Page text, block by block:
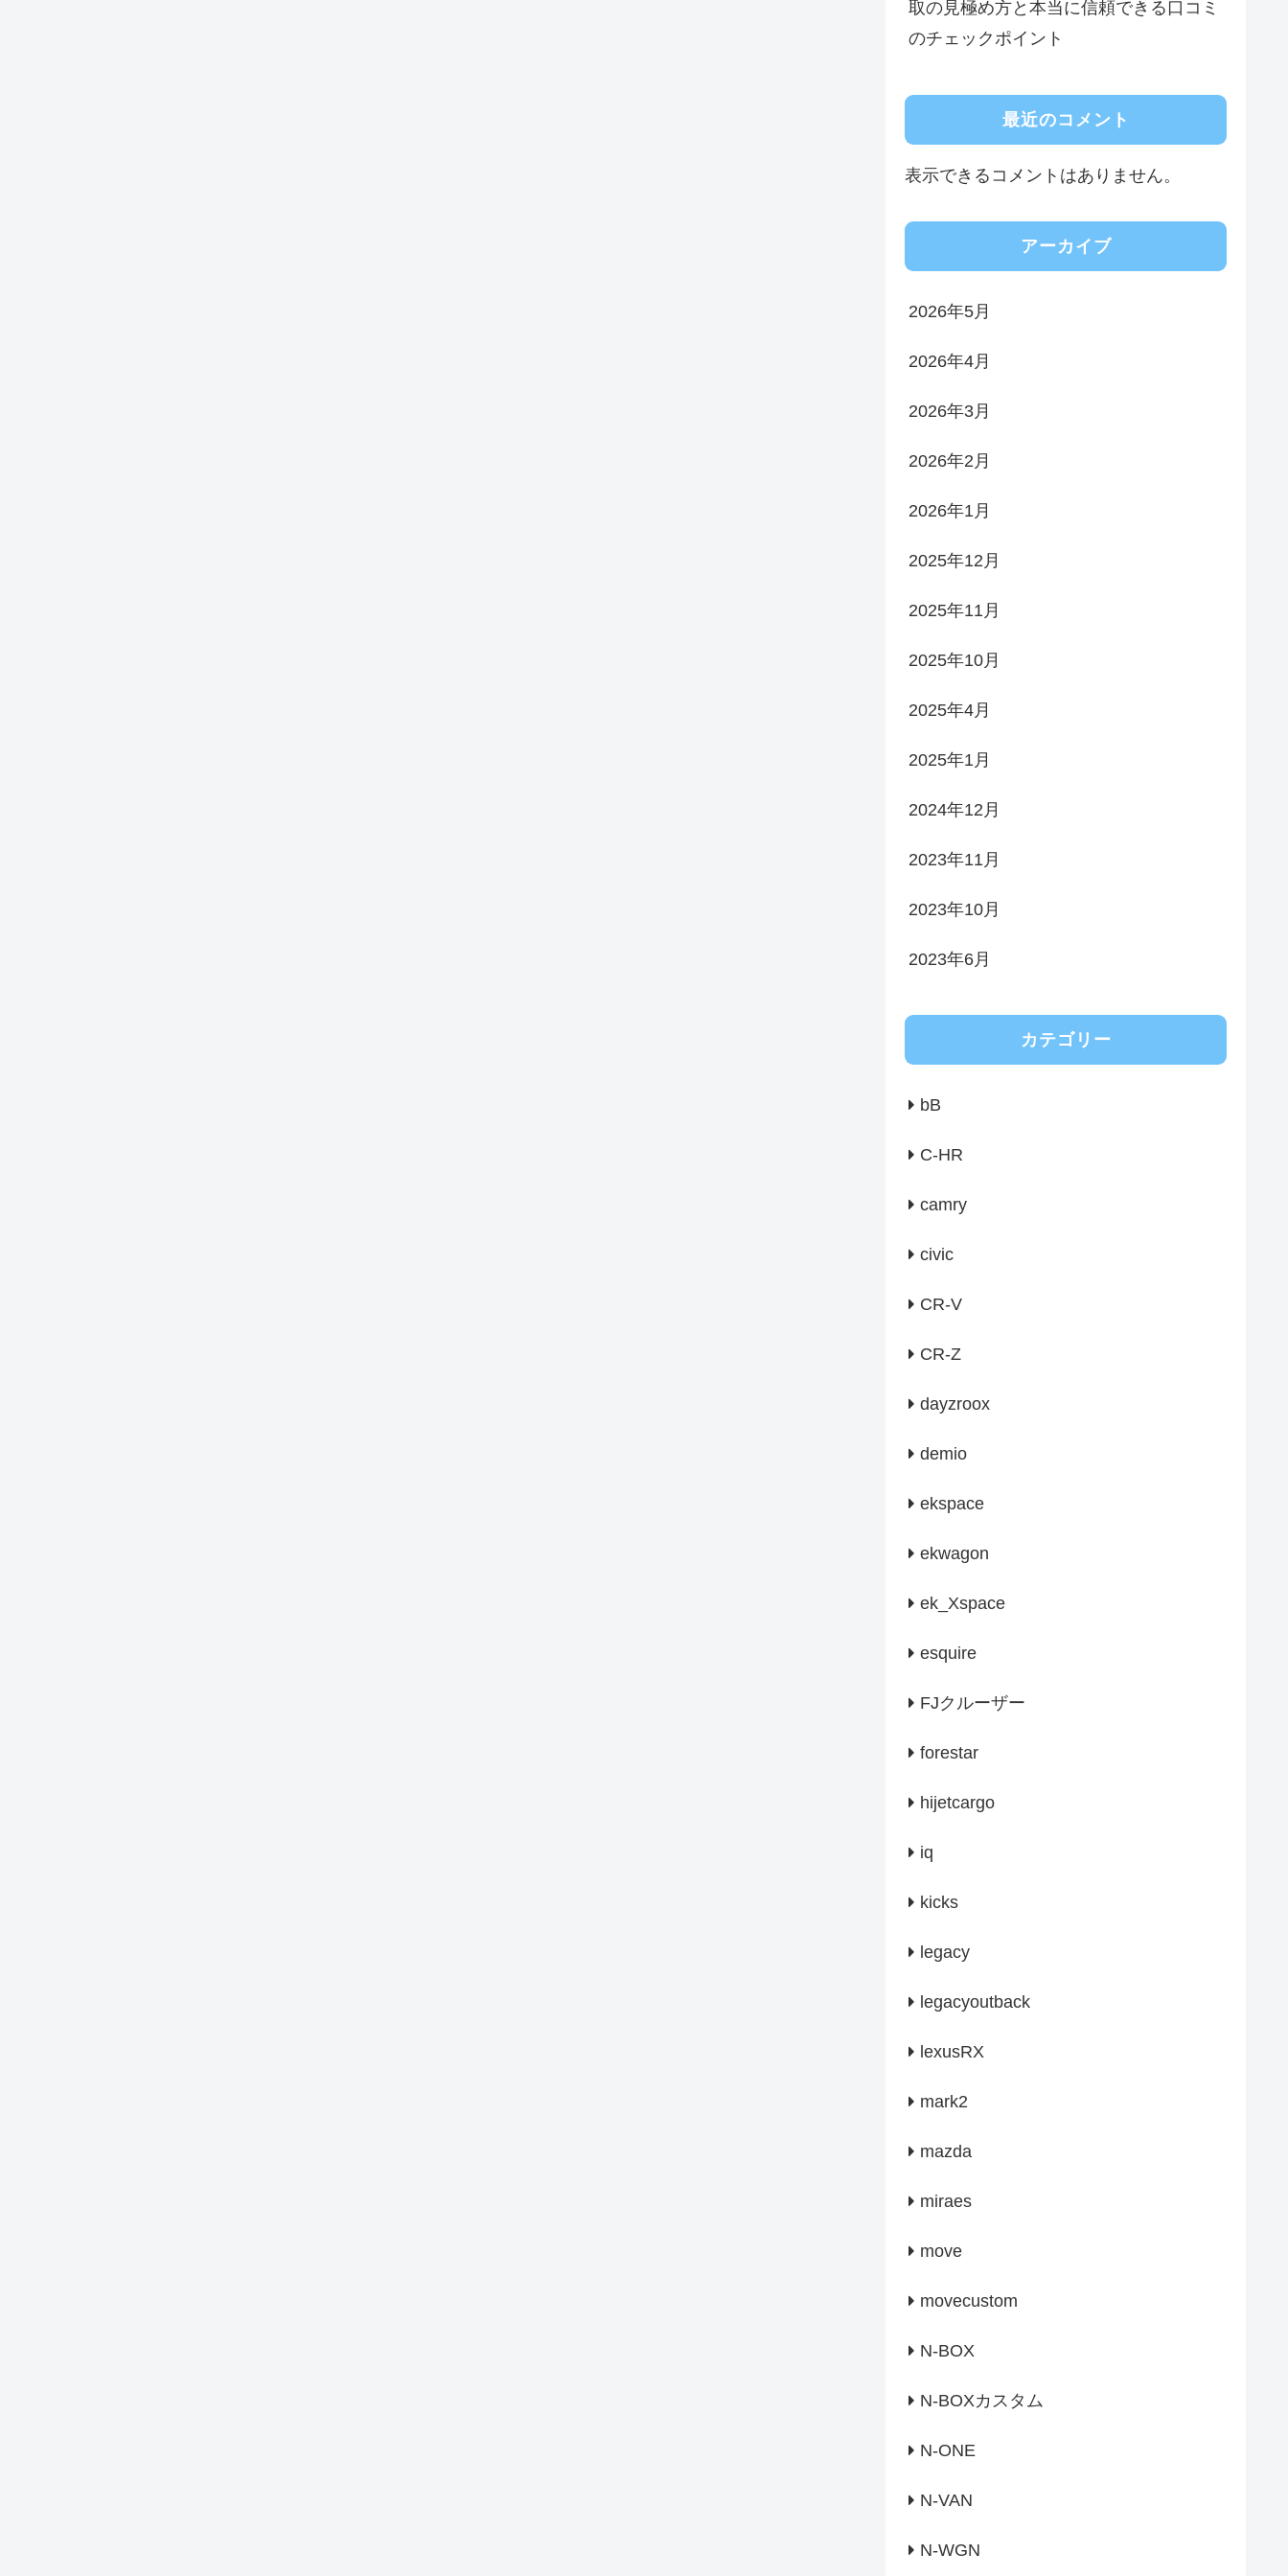
取の見極め方と本当に信頼できる口コミ
のチェックポイント
最近のコメント
表示できるコメントはありません。
アーカイブ
2026年5月
2026年4月
2026年3月
2026年2月
2026年1月
2025年12月
2025年11月
2025年10月
2025年4月
2025年1月
2024年12月
2023年11月
2023年10月
2023年6月
カテゴリー
bB
C-HR
camry
civic
CR-V
CR-Z
dayzroox
demio
ekspace
ekwagon
ek_Xspace
esquire
FJクルーザー
forestar
hijetcargo
iq
kicks
legacy
legacyoutback
lexusRX
mark2
mazda
miraes
move
movecustom
N-BOX
N-BOXカスタム
N-ONE
N-VAN
N-WGN